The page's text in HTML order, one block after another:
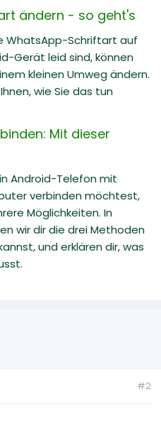
ändern - so geht's
WhatsApp-Schriftart auf
Gerät leid sind, können
kleinen Umweg ändern.
wie Sie das tun
Mit dieser
Android-Telefon mit
verbinden möchtest,
Möglichkeiten. In
wir dir die drei Methoden
und erklären dir, was
#2